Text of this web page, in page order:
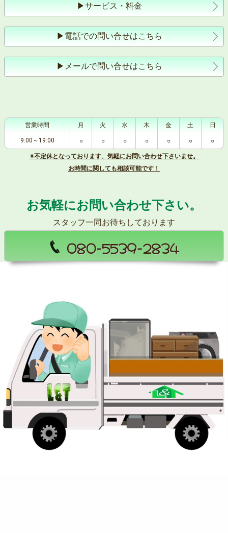
▶︎サービス・料金
▶︎電話での問い合せはこちら
▶︎メールで問い合せはこちら
営業時間 月 火 水 木 金 土 日
9:00～19:00 ○ ○ ○ ○ ○ ○ ○
※不定休となっております、気軽にお問い合わせ下さいませ。
お時間に関しても相談可能です！
お気軽にお問い合わせ下さい。
スタッフ一同お待ちしております
080-5539-2834